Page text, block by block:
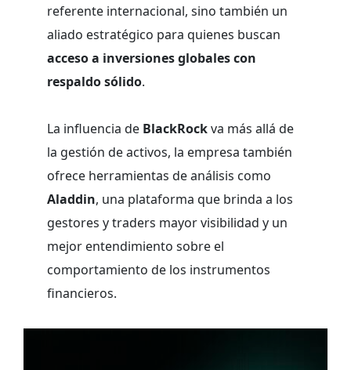
referente internacional, sino también un
aliado estratégico para quienes buscan
acceso a inversiones globales con
respaldo sólido.
La influencia de BlackRockva más allá de
la gestión de activos, la empresa también
ofrece herramientas de análisis como
Aladdin, una plataforma que brinda a los
gestores y traders mayor visibilidad y un
mejor entendimiento sobre el
comportamiento de los instrumentos
financieros.